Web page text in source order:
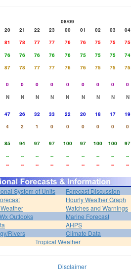
08/09
20 21 22 23 00 01 02 03 04
81 78 77 77 76 76 75 75 75
76 76 76 76 76 75 75 75 74
87 78 77 77 76 76 75 75 75
0 0 0 0 0 0 0 0 0
N N N N N N N N N
47 26 32 33 22 20 18 17 19
4 2 1 0 0 0 0 0 0
85 94 97 97 100 97 100 100 97
-- -- -- -- -- -- -- -- --
-- -- -- -- -- -- -- -- --
System of Units
Forecast Discussion
Hourly Weather Graph
Watches and Warnings
Outlooks
Marine Forecast
AHPS
Rivers
Climate Data
Tropical Weather
Disclaimer